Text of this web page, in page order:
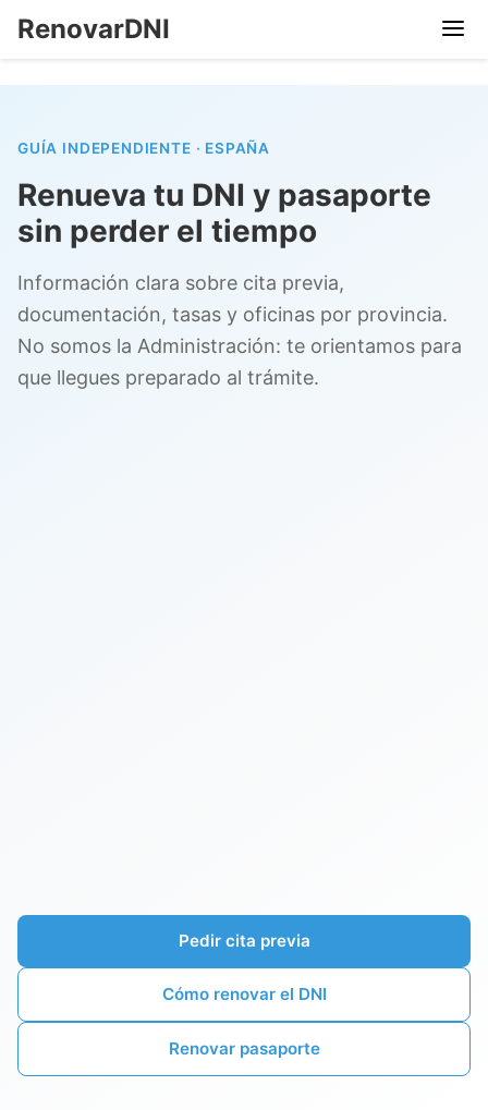
RenovarDNI
GUÍA INDEPENDIENTE · ESPAÑA
Renueva tu DNI y pasaporte
sin perder el tiempo
Información clara sobre cita previa,
documentación, tasas y oficinas por provincia.
No somos la Administración: te orientamos para
que llegues preparado al trámite.
Pedir cita previa
Cómo renovar el DNI
Renovar pasaporte